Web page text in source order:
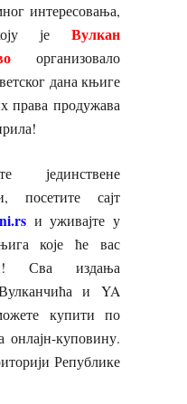
интересовања,
је Вулкан
организовало
дана књиге
права продужава
јединствене
посетите сајт
и уживајте у
које ће вас
Сва издања
и YA
купити по
куповину.
Републике